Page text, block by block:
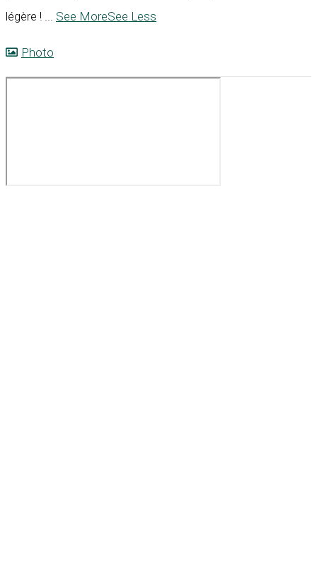
légère !
See MoreSee Less
Photo